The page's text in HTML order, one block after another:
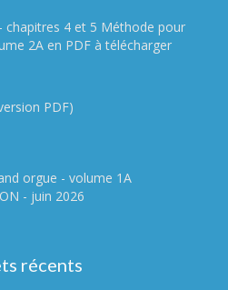
chapitres 4 et 5 Méthode pour
2A en PDF à télécharger
PDF)
orgue - volume 1A
- juin 2026
récents